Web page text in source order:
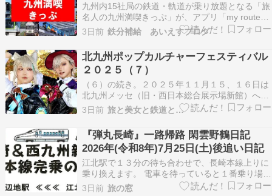
九州内15社局の鉄道・軌道が乗り放題となる「旅
名人の九州満喫きっぷ」が、アプリ「my route」
でデジタル化されました。アプリ版は13,000円
で、窓口や券売機に並ばずスマートフォンで購
入・利用できます。一方、紙版は9月1日から
14,00… The post デジタル化??9/…
3日前 鉄分補給 あいえすブログ
北九州ポップカルチャーフェスティバル
２０２５（７）
（６）の続き。２０２５年１１月１５、１６日は
北九州メッセ（旧・西日本総合展示場新館）へ。
北九州ポップカルチャーフェスティバル２０２５
を見てきた。会場内外で撮影したコスプレーヤー
の写真を貼っている（コスプレーヤーの姓名は表
記しない）。（８）に続く。
3日前 旅と美女と鉄道と…
『弾丸長崎』一路帰路 閑雲野鶴日記
2026年(令和8年)7月25日(土)後追い日記
江北駅で１３分の待ち合わせで、長崎本線上りに
乗り換えます。 電車を待っていると１番乗り場に
石碑が建っているのが見えました。 「旅情」と刻
3日前 旅の窓